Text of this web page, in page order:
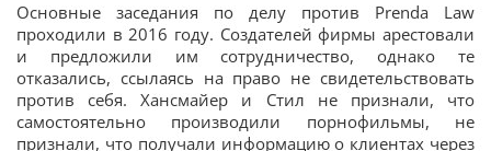
Основные заседания по делу против Prenda Law
проходили в 2016 году. Создателей фирмы арестовали
и предложили им сотрудничество, однако те
отказались, ссылаясь на право не свидетельствовать
против себя. Хансмайер и Стил не признали, что
самостоятельно производили порнофильмы, не
признали, что получали информацию о клиентах через